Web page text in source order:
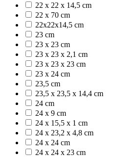
22 x 22 x 14,5 cm
22 x 70 cm
22x22x14,5 cm
23 cm
23 x 23 cm
23 x 23 x 2,1 cm
23 x 23 x 23 cm
23 x 24 cm
23,5 cm
23,5 x 23,5 x 14,4 cm
24 cm
24 x 9 cm
24 x 15,5 x 1 cm
24 x 23,2 x 4,8 cm
24 x 24 cm
24 x 24 x 23 cm